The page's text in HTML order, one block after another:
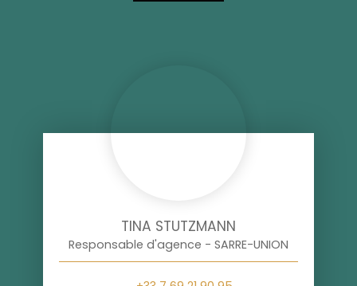
TINA STUTZMANN
Responsable d'agence - SARRE-UNION